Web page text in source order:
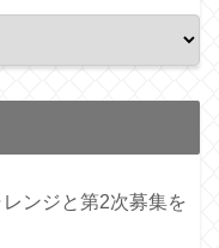
ンジと第2次募集を